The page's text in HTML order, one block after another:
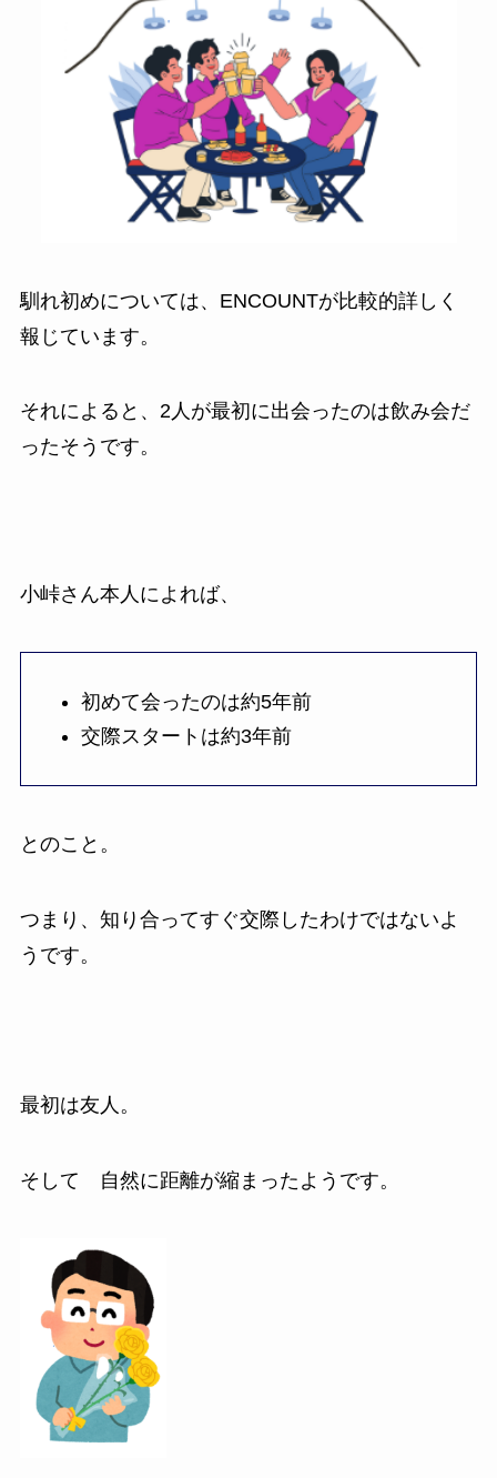
馴れ初めについては、ENCOUNTが比較的詳しく
報じています。
それによると、2人が最初に出会ったのは飲み会だ
ったそうです。
小峠さん本人によれば、
初めて会ったのは約5年前
交際スタートは約3年前
とのこと。
つまり、知り合ってすぐ交際したわけではないよ
うです。
最初は友人。
そして 自然に距離が縮まったようです。